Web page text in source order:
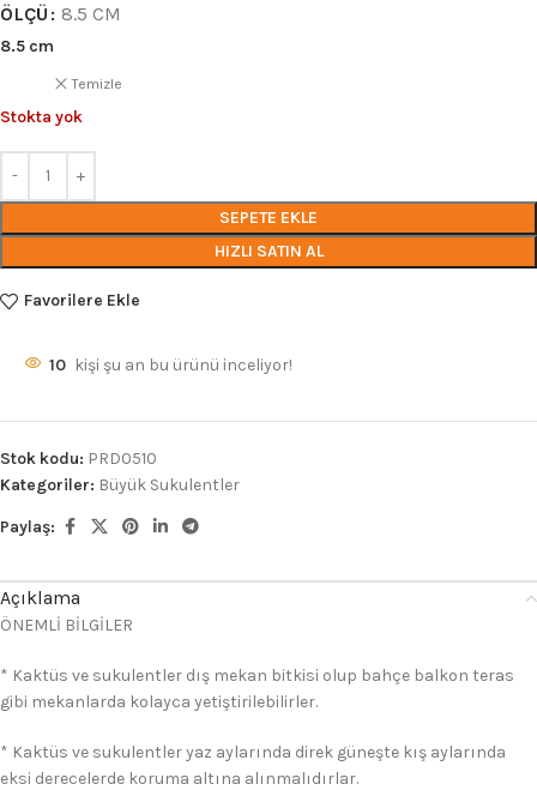
ÖLÇÜ 8.5 CM
8.5 cm
Temizle
Stokta yok
SEPETE EKLE
HIZLI SATIN AL
Favorilere Ekle
10 kişi şu an bu ürünü inceliyor!
Stok kodu: PRD0510
Kategoriler: Büyük Sukulentler
Paylaş:
Açıklama
ÖNEMLİ BİLGİLER
* Kaktüs ve sukulentler dış mekan bitkisi olup bahçe balkon teras
gibi mekanlarda kolayca yetiştirilebilirler.
* Kaktüs ve sukulentler yaz aylarında direk güneşte kış aylarında
eksi derecelerde koruma altına alınmalıdırlar.